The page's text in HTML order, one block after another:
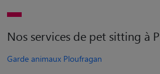
Nos services de pet sitting à
Garde animaux Ploufragan